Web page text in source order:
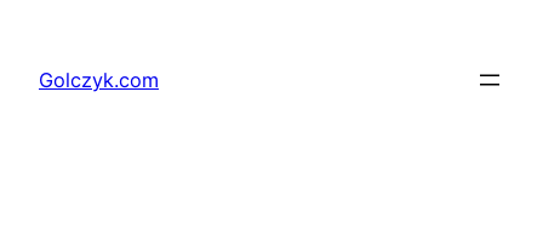
treściGolczyk.com